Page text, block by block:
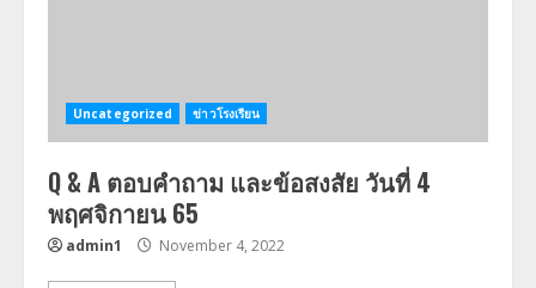
Uncategorized ข่าวโรงเรียน
Q & A ตอบคำถาม และข้อสงสัย วันที่ 4
พฤศจิกายน 65
admin1 November 4, 2022